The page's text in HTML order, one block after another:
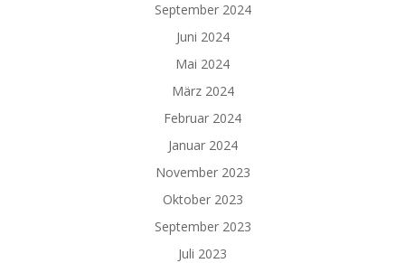
September 2024
Juni 2024
Mai 2024
März 2024
Februar 2024
Januar 2024
November 2023
Oktober 2023
September 2023
Juli 2023